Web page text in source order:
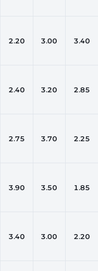
2.20 3.00 3.40
2.40 3.20 2.85
2.75 3.70 2.25
3.90 3.50 1.85
3.40 3.00 2.20